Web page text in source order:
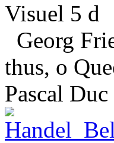
Visuel 5 d
Georg
thus, o
Pascal